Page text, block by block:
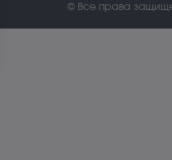
© Все права